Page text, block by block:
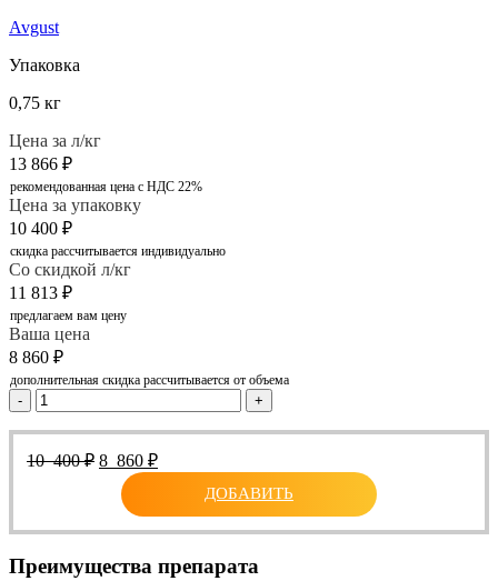
Avgust
Упаковка
0,75 кг
Цена за л/кг
13 866 ₽
рекомендованная цена с НДС 22%
Цена за упаковку
10 400 ₽
скидка рассчитывается индивидуально
Со скидкой л/кг
11 813 ₽
предлагаем вам цену
Ваша цена
8 860 ₽
дополнительная скидка рассчитывается от объема
- +
10 400₽ Первоначальная
цена
составляла
400 ₽.
8 860 ₽Текущая
цена:
860 ₽.
ДОБАВИТЬ
Преимущества препарата